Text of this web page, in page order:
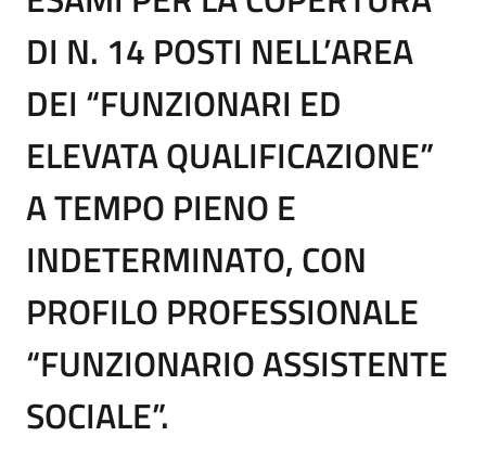
DI N. 14 POSTI NELL’AREA
DEI “FUNZIONARI ED
ELEVATA QUALIFICAZIONE”
A TEMPO PIENO E
INDETERMINATO, CON
PROFILO PROFESSIONALE
“FUNZIONARIO ASSISTENTE
SOCIALE”.